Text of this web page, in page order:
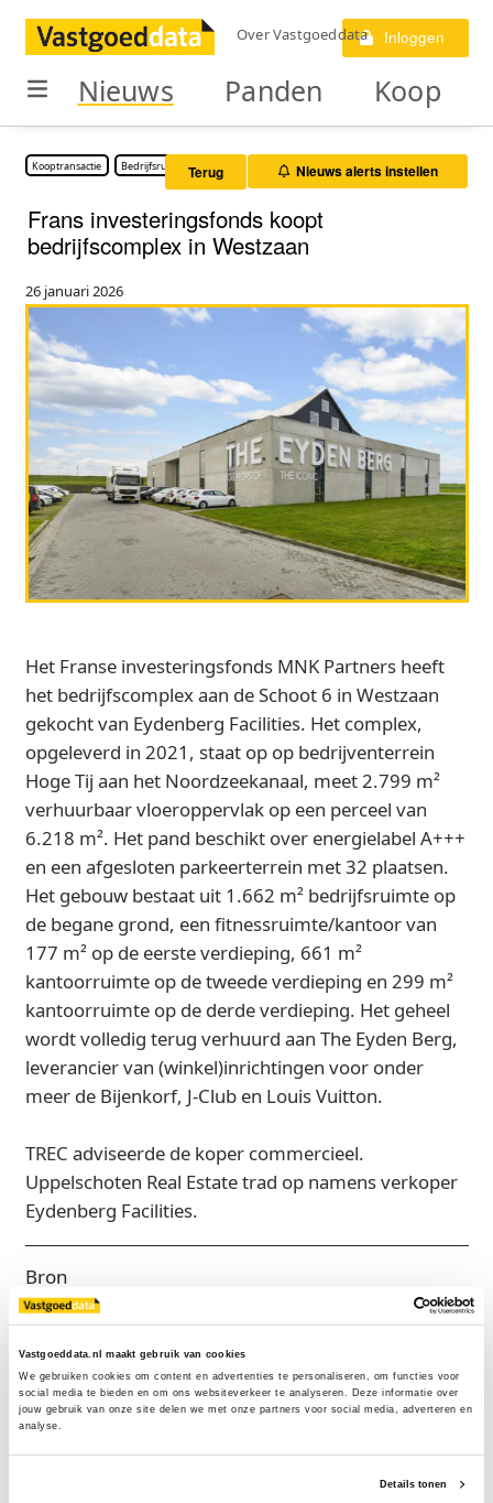
Vastgoeddata.nl maakt gebruik van cookies
We gebruiken cookies om content en advertenties te personaliseren, om functies voor
social media te bieden en om ons websiteverkeer te analyseren. Deze informatie over
jouw gebruik van onze site delen we met onze partners voor social media, adverteren en
analyse.
Details tonen
Over Vastgoeddata Inloggen
Nieuws Panden Koop
Kooptransactie Bedrijfsruimte Terug Nieuws alerts instellen
Frans investeringsfonds koopt
bedrijfscomplex in Westzaan
26 januari 2026
Het Franse investeringsfonds MNK Partners heeft
het bedrijfscomplex aan de Schoot 6 in Westzaan
gekocht van Eydenberg Facilities. Het complex,
opgeleverd in 2021, staat op op bedrijventerrein
Hoge Tij aan het Noordzeekanaal, meet 2.799 m²
verhuurbaar vloeroppervlak op een perceel van
6.218 m². Het pand beschikt over energielabel A+++
en een afgesloten parkeerterrein met 32 plaatsen.
Het gebouw bestaat uit 1.662 m² bedrijfsruimte op
de begane grond, een fitnessruimte/kantoor van
177 m² op de eerste verdieping, 661 m²
kantoorruimte op de tweede verdieping en 299 m²
kantoorruimte op de derde verdieping. Het geheel
wordt volledig terug verhuurd aan The Eyden Berg,
leverancier van (winkel)inrichtingen voor onder
meer de Bijenkorf, J‑Club en Louis Vuitton.
TREC adviseerde de koper commercieel.
Uppelschoten Real Estate trad op namens verkoper
Eydenberg Facilities.
Bron
TREC (Trinity Real Estate Company)
Exclusief voor licentiehouders
Zie direct welke partijen en panden betrokken zijn bij dit nieuws.
Deze informatie is alleen beschikbaar voor licentiehouders van